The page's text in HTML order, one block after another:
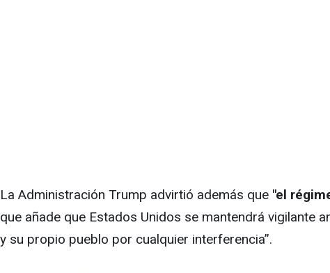
La Administración Trump advirtió además que "el
que añade que Estados Unidos se mantendrá vigilante
y su propio pueblo por cualquier interferencia”.